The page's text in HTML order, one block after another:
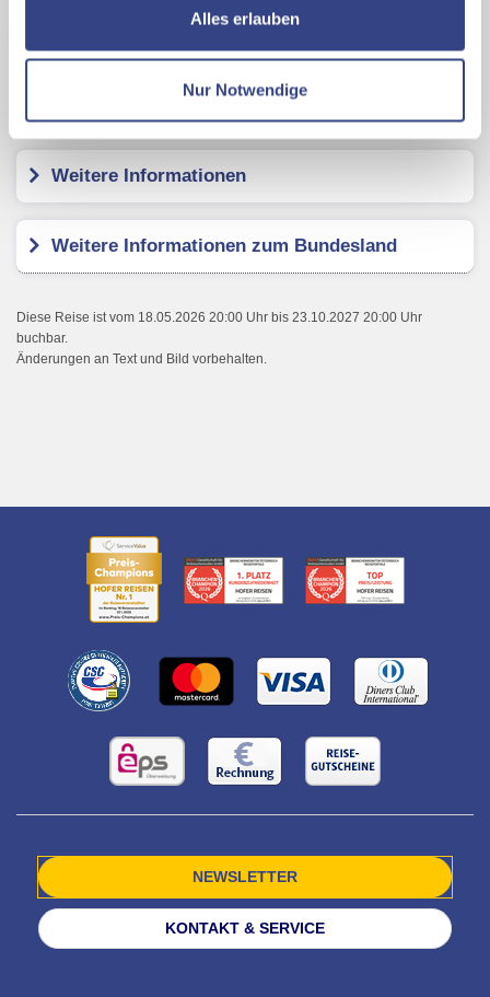
ermöglichen, dabei kommt es auch zu Übermittlungen
Datenschutzseite
Mit Klick auf "Alles erlauben" stimmen Sie der
Verwendung der Cookies & Plugins auf unseren
Webseiten zu.
Alles erlauben
Nur Notwendige
Weitere Informationen
Weitere Informationen zum Bundesland
Diese Reise ist vom 18.05.2026 20:00 Uhr bis 23.10.2027 20:00 Uhr
buchbar.
Änderungen an Text und Bild vorbehalten.
NEWSLETTER
KONTAKT & SERVICE